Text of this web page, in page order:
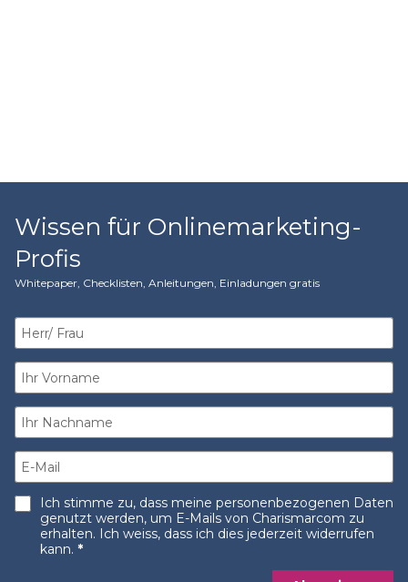
Wissen für Onlinemarketing-
Profis
Whitepaper, Checklisten, Anleitungen, Einladungen gratis​
Ich stimme zu, dass meine personenbezogenen Daten
genutzt werden, um E-Mails von Charismarcom zu
erhalten. Ich weiss, dass ich dies jederzeit widerrufen
kann.